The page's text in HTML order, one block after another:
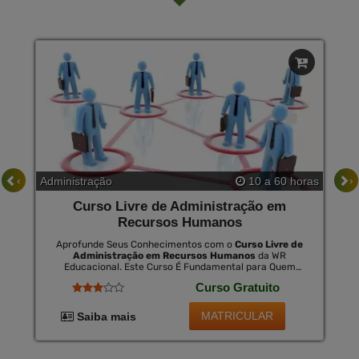
Administração 10 a 60 horas
Curso Livre de Administração em
Recursos Humanos
Aprofunde Seus Conhecimentos com o Curso Livre de
Administração em Recursos Humanos da WR
Educacional. Este Curso É Fundamental para Quem
Pessoas e Melhorar Suas Perspectivas no Mercado de
Trabalho. os Módulos São Desenhados para Ensinar
Técnicas Eficazes de Recrutamento, Seleção,
Treinamento e Retenção de Talentos. ao Concluir o
Todo o Brasil por Uma Pequena Taxa.
Curso Gratuito
Saiba mais MATRICULAR
‹ ›